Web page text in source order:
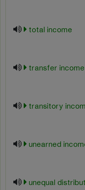
total income
transfer income
transitory
unearned
unequal